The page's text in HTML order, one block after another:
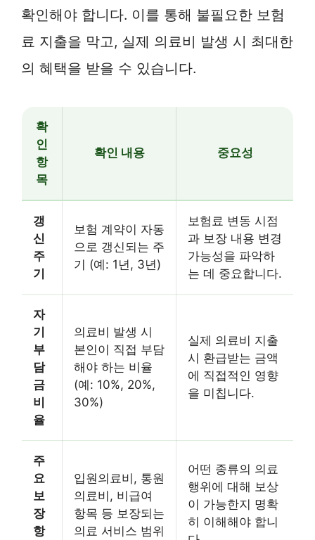
확인해야 합니다. 이를 통해 불필요한 보험
료 지출을 막고, 실제 의료비 발생 시 최대한
의 혜택을 받을 수 있습니다.
확
인
항
목
확인 내용 중요성
갱
신
주
기
보험 계약이 자동
으로 갱신되는 주
기 (예: 1년, 3년)
보험료 변동 시점
과 보장 내용 변경
가능성을 파악하
는 데 중요합니다.
자
기
부
담
금
비
율
의료비 발생 시
본인이 직접 부담
해야 하는 비율
(예: 10%, 20%,
30%)
실제 의료비 지출
시 환급받는 금액
에 직접적인 영향
을 미칩니다.
주
요
보
장
항
입원의료비, 통원
의료비, 비급여
항목 등 보장되는
의료 서비스 범위
어떤 종류의 의료
행위에 대해 보상
이 가능한지 명확
히 이해해야 합니